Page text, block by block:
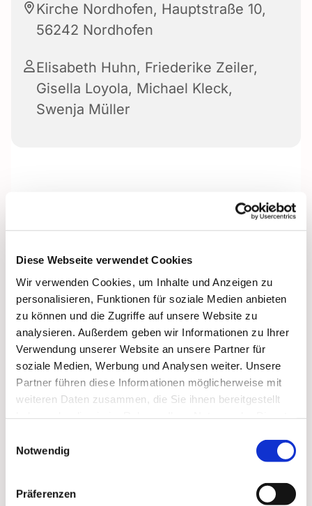
Diese Webseite verwendet Cookies
Wir verwenden Cookies, um Inhalte und Anzeigen zu
personalisieren, Funktionen für soziale Medien anbieten
zu können und die Zugriffe auf unsere Website zu
analysieren. Außerdem geben wir Informationen zu Ihrer
Verwendung unserer Website an unsere Partner für
soziale Medien, Werbung und Analysen weiter. Unsere
Partner führen diese Informationen möglicherweise mit
weiteren Daten zusammen, die Sie ihnen bereitgestellt
Notwendig
Präferenzen
Kirche Nordhofen, Hauptstraße 10,
56242 Nordhofen
Elisabeth Huhn, Friederike Zeiler,
Gisella Loyola, Michael Kleck,
Swenja Müller
Dies könnte Sie auch